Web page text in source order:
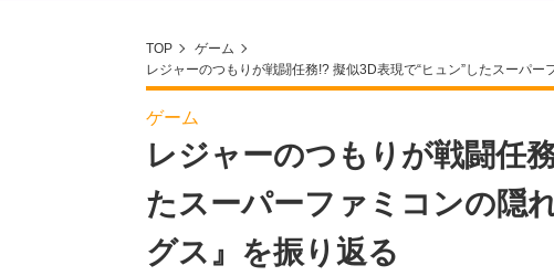
TOP
ゲーム
レジャーのつもりが戦闘任務!? 擬似3D表現で“ヒュン”したスーパ
ゲーム
レジャーのつもりが戦闘任
たスーパーファミコンの隠
グス』を振り返る